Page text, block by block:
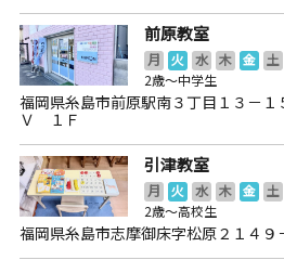
前原教室
月 火 水 木 金 土
2歳～中学生
福岡県糸島市前原駅南３丁目１３－
Ｖ １Ｆ
引津教室
月 火 水 木 金 土
2歳～高校生
福岡県糸島市志摩御床字松原２１４９